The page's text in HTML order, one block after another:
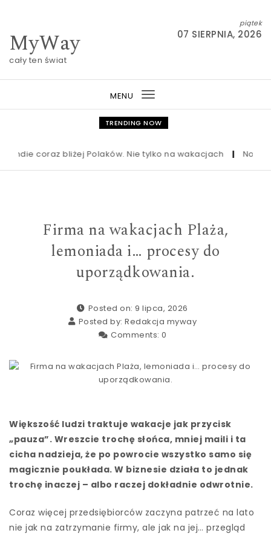
MyWay
cały ten świat
piątek
07 SIERPNIA, 2026
MENU
Toggle
navigation
TRENDING NOW
coraz bliżej Polaków. Nie tylko na wakacjach | Nowa
Firma na wakacjach Plaża,
lemoniada i… procesy do
uporządkowania.
Posted on: 9 lipca, 2026
Posted by: Redakcja myway
Comments: 0
Większość ludzi traktuje wakacje jak przycisk
„pauza”. Wreszcie trochę słońca, mniej maili i ta
cicha nadzieja, że po powrocie wszystko samo się
magicznie poukłada. W biznesie działa to jednak
trochę inaczej – albo raczej dokładnie odwrotnie.
Coraz więcej przedsiębiorców zaczyna patrzeć na lato
nie jak na zatrzymanie firmy, ale jak na jej… przegląd